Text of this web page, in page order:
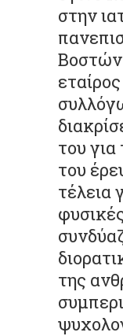
στην
του για
του
τέλεια
της